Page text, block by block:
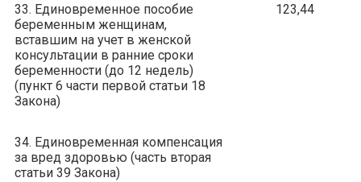
33. Единовременное пособие
беременным женщинам,
вставшим на учет в женской
консультации в ранние сроки
беременности (до 12 недель)
(пункт 6 части первой статьи 18
Закона)
123,44
34. Единовременная компенсация
за вред здоровью (часть вторая
статьи 39 Закона)